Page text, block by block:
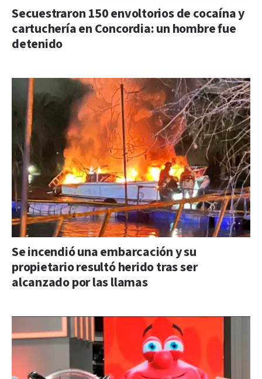
Secuestraron 150 envoltorios de cocaína y
cartuchería en Concordia: un hombre fue
detenido
Se incendió una embarcación y su
propietario resultó herido tras ser
alcanzado por las llamas